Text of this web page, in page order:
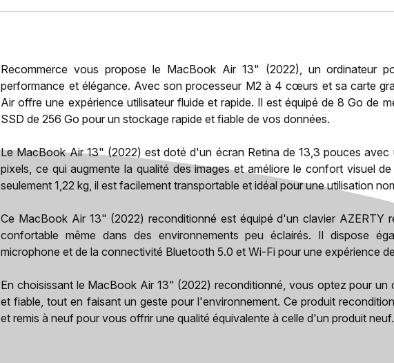
Recommerce vous propose le MacBook Air 13" (2022), un ordinateur
performance et élégance. Avec son processeur M2 à 4 cœurs et sa carte
Air offre une expérience utilisateur fluide et rapide. Il est équipé de 8 Go de
SSD de 256 Go pour un stockage rapide et fiable de vos données.
Le MacBook Air 13" (2022) est doté d'un écran Retina de 13,3 pouces
pixels, ce qui augmente la qualité des images et améliore le confort visuel
seulement 1,22 kg, il est facilement transportable et idéal pour une utilisation
Ce MacBook Air 13" (2022) reconditionné est équipé d'un clavier AZERTY
confortable même dans des environnements peu éclairés. Il dispose
microphone et de la connectivité Bluetooth 5.0 et Wi-Fi pour une expérience
En choisissant le MacBook Air 13" (2022) reconditionné, vous optez pour un
et fiable, tout en faisant un geste pour l'environnement. Ce produit
et remis à neuf pour vous offrir une qualité équivalente à celle d'un produit neuf.